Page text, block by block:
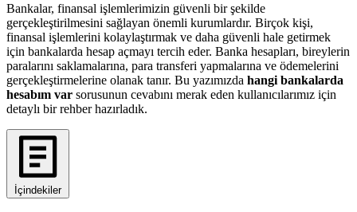
Bankalar, finansal işlemlerimizin güvenli bir şekilde
gerçekleştirilmesini sağlayan önemli kurumlardır. Birçok kişi,
finansal işlemlerini kolaylaştırmak ve daha güvenli hale getirmek
için bankalarda hesap açmayı tercih eder. Banka hesapları, bireylerin
paralarını saklamalarına, para transferi yapmalarına ve ödemelerini
gerçekleştirmelerine olanak tanır. Bu yazımızda hangi bankalarda
hesabım var sorusunun cevabını merak eden kullanıcılarımız için
detaylı bir rehber hazırladık.
İçindekiler